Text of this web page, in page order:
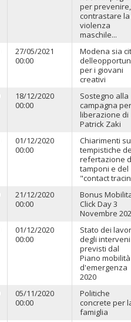
per prevenire,
contrastare la
violenza
maschile...
27/05/2021
00:00
Modena sia
per i giovani
creativi
18/12/2020
00:00
Sostegno alla
campagna
liberazione di
Patrick Zaki
01/12/2020
00:00
Chiarimenti
tempistiche
refertazione
tamponi e del
"contact
21/12/2020
00:00
Bonus
Click Day 3
Novembre
01/12/2020
00:00
Stato dei
degli interveni
previsti dal
Piano mobilità
d'emergenza
2020
05/11/2020
00:00
Politiche
concrete per
famiglia